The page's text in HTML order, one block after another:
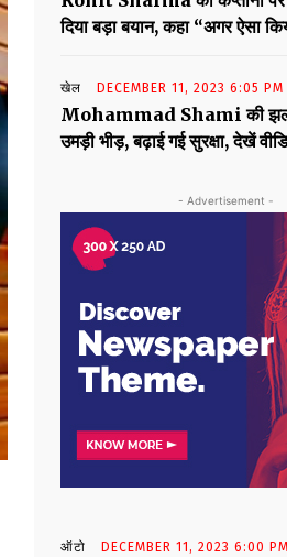
दिया बड़ा बयान, कहा “अगर ऐसा
खेल DECEMBER 11, 2023 6:05 PM
Mohammad Shami की
उमड़ी भीड़, बढ़ाई गई सुरक्षा, देखें
- Advertisement -
ऑटो DECEMBER 11, 2023 6:00 PM